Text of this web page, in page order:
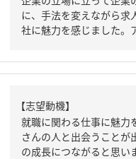
に、手法を変えながら求
社に魅力を感じました。
【志望動機】
就職に関わる仕事に魅力
さんの人と出会うことが
の成長につながると思い